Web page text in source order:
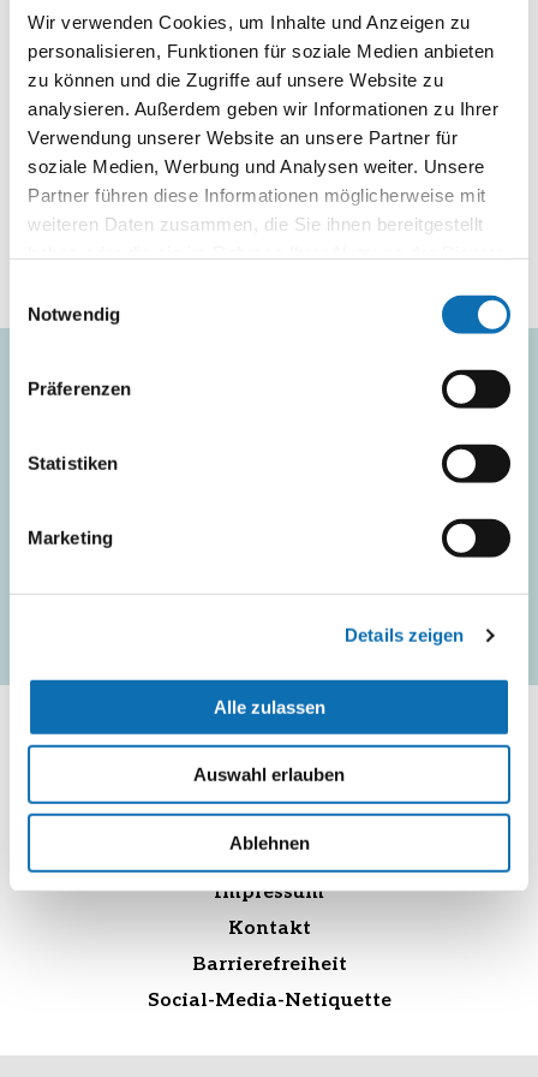
Wir verwenden Cookies, um Inhalte und Anzeigen zu
personalisieren, Funktionen für soziale Medien anbieten
zu können und die Zugriffe auf unsere Website zu
analysieren. Außerdem geben wir Informationen zu Ihrer
Verwendung unserer Website an unsere Partner für
soziale Medien, Werbung und Analysen weiter. Unsere
Partner führen diese Informationen möglicherweise mit
weiteren Daten zusammen, die Sie ihnen bereitgestellt
Notwendig
Präferenzen
Statistiken
Marketing
Details zeigen
Alle zulassen
Auswahl erlauben
Ablehnen
nukleare
Sicherheit
Verankerung. Mit dem Themenaufruf „Impulsprojekte für
den Klimaschutz“ werden Projekte gesucht, die konkrete
und bislang unerschlossene Klimaschutzpotenziale zur
Wirkung bringen.
Zum Kalender hinzufügen
Abonnieren Sie unsere
Fördermöglichkeiten, Veranstaltungen und
Seminare sowie andere geförderte Projektbeispiele.
Datenschutzerklärung
Cookie-Erklärung
Impressum
Kontakt
Barrierefreiheit
Social-Media-Netiquette